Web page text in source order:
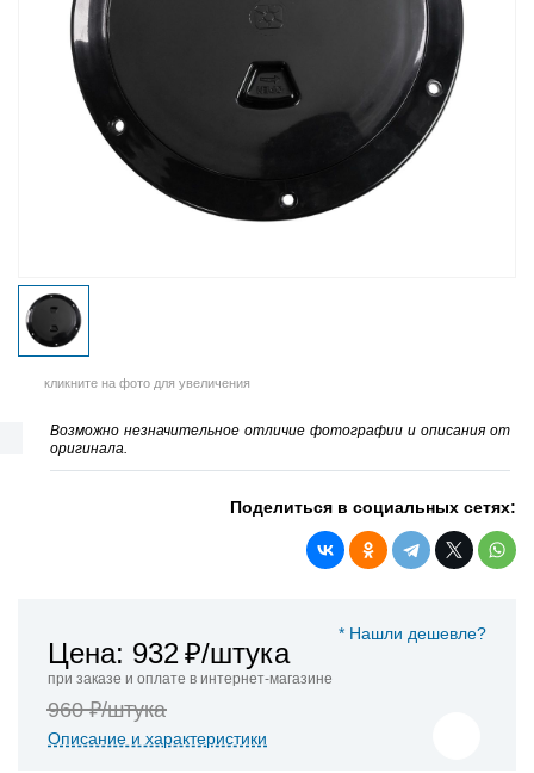
кликните на фото для увеличения
Возможно незначительное отличие фотографии и описания от
оригинала.
Поделиться в социальных сетях:
* Нашли дешевле?
Цена: 932₽/штука
при заказе и оплате в интернет-магазине
960 ₽/штука
Описание и характеристики